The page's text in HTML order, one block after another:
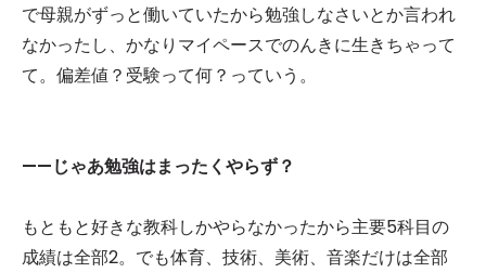
で母親がずっと働いていたから勉強しなさいとか言われ
なかったし、かなりマイペースでのんきに生きちゃって
て。偏差値？受験って何？っていう。
——じゃあ勉強はまったくやらず？
もともと好きな教科しかやらなかったから主要5科目の
成績は全部2。でも体育、技術、美術、音楽だけは全部